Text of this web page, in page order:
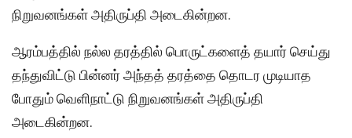
நிறுவனங்கள் அதிருப்தி அடைகின்றன.
ஆரம்பத்தில் நல்ல தரத்தில் பொருட்களைத் தயார் செய்து
தந்துவிட்டு பின்னர் அந்தத் தரத்தை தொடர முடியாத
போதும் வெளிநாட்டு நிறுவனங்கள் அதிருப்தி
அடைகின்றன.